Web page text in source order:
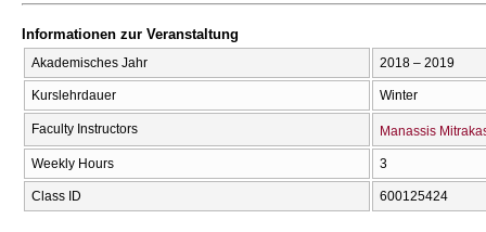
Informationen zur Veranstaltung
Akademisches Jahr 2018 – 2019
Kurslehrdauer Winter
Faculty Instructors Manassis
Weekly Hours 3
Class ID 600125424